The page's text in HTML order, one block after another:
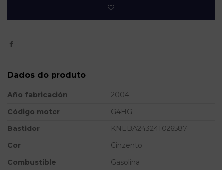
Dados do produto
Año fabricación
2004
Código motor
G4HG
Bastidor
KNEBA24324T026587
Cor
Cinzento
Combustible
Gasolina